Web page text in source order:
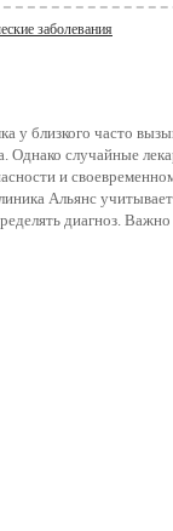
заболевания
у близкого часто
Однако случайные
и
Альянс
диагноз.